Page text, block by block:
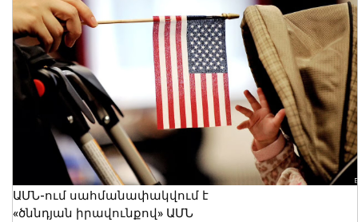
ԱՄՆ-ում սահմանափակվում է
«ծննդյան իրավունքով» ԱՄՆ